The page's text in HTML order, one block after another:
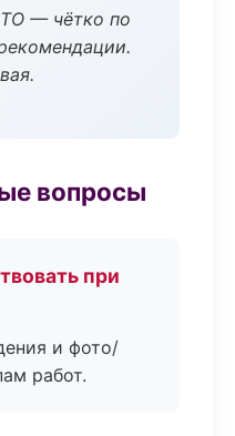
— чётко по
вопросы
при
и фото/
работ.